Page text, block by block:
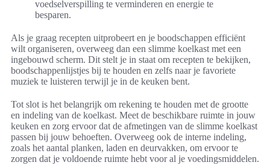
voedselverspilling te verminderen en energie te
besparen.
Als je graag recepten uitprobeert en je boodschappen efficiënt
wilt organiseren, overweeg dan een slimme koelkast met een
ingebouwd scherm. Dit stelt je in staat om recepten te bekijken,
boodschappenlijstjes bij te houden en zelfs naar je favoriete
muziek te luisteren terwijl je in de keuken bent.
Tot slot is het belangrijk om rekening te houden met de grootte
en indeling van de koelkast. Meet de beschikbare ruimte in jouw
keuken en zorg ervoor dat de afmetingen van de slimme koelkast
passen bij jouw behoeften. Overweeg ook de interne indeling,
zoals het aantal planken, laden en deurvakken, om ervoor te
zorgen dat je voldoende ruimte hebt voor al je voedingsmiddelen.